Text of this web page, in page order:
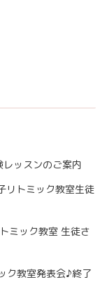
ッスンのご案内
リトミック教室生徒
ミック教室 生徒さ
ク教室発表会♪終了